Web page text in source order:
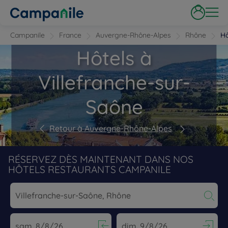
Campanile France Auvergne-Rhône-Alpes Rhône
Hôtels à
Villefranche-sur-
Saône
Retour à Auvergne-Rhône-Alpes
RÉSERVEZ DÈS MAINTENANT DANS NOS
HÔTELS RESTAURANTS CAMPANILE